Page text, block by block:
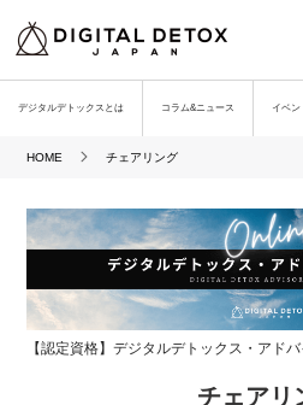
デジタルデトックスとは コラム&ニュース イベン
HOME チェアリング
【認定資格】デジタルデトックス・アド
チェアリ